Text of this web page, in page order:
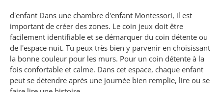
d'enfant Dans une chambre d'enfant Montessori, il est
important de créer des zones. Le coin jeux doit être
facilement identifiable et se démarquer du coin détente ou
de l'espace nuit. Tu peux très bien y parvenir en choisissant
la bonne couleur pour les murs. Pour un coin détente à la
fois confortable et calme. Dans cet espace, chaque enfant
peut se détendre après une journée bien remplie, lire ou se